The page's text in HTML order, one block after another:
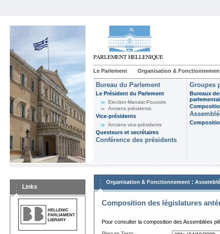
Le Parlement Organisation &
Bureau du Parlement
Le Président du Parlement
Election-Mandat-Pouvoirs
Anciens présidents
Vice-présidents
Anciens vice-présidents
Questeurs et secrétaires
Conférence des présidents
Groupes
Bureaux
Links
Organisation & Fonctionnement :
Composition des législatures
Pour consulter la composition des Assemblées